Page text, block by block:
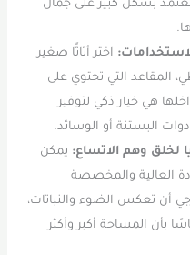
كبير على جمال
اختر أثاثًا صغير
التي تحتوي على
خيار ذكي لتوفير
أو الوسائد.
وهم الاتساع:يمكن
والمخصصة
تعكس الضوء والنباتات،
المساحة أكبر وأكثر